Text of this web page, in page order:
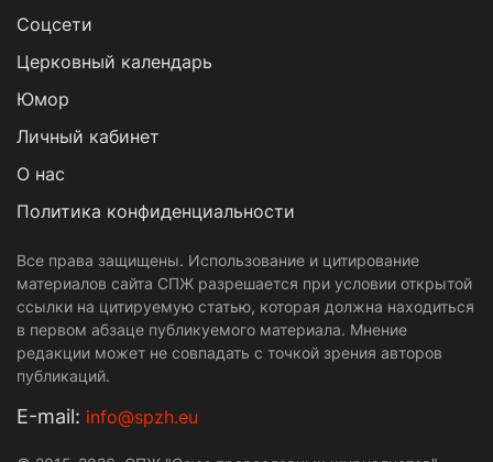
Cоцсети
Церковный календарь
Юмор
Личный кабинет
О нас
Политика конфиденциальности
Все права защищены. Использование и цитирование
материалов сайта СПЖ разрешается при условии открытой
ссылки на цитируемую статью, которая должна находиться
в первом абзаце публикуемого материала. Мнение
редакции может не совпадать с точкой зрения авторов
публикаций.
Е-mail: info@spzh.eu